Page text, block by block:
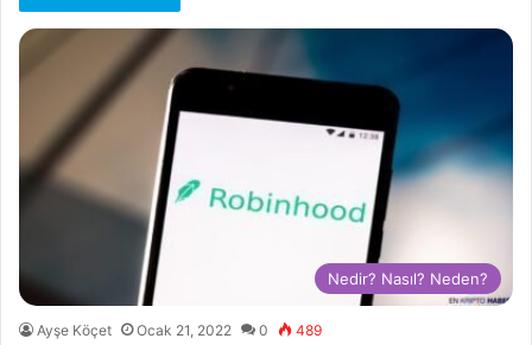
Nedir? Nasıl? Neden?
Ayşe Köçet Ocak 21, 2022 0 489